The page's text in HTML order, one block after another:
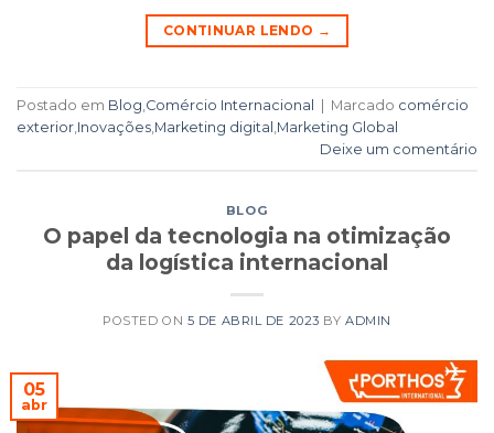
CONTINUAR LENDO →
Postado em Blog Comércio Internacional Marcado comércio
exterior Inovações Marketing digital Marketing Global
Deixe um comentário
BLOG
O papel da tecnologia na otimização
da logística internacional
POSTED ON 5 DE ABRIL DE 2023 BYADMIN
05
abr